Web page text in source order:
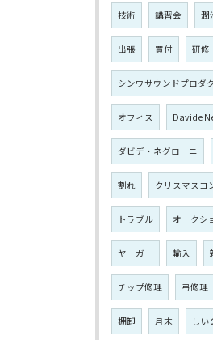
技術 講習会 潤
出張 買付 研修
シンワサウンドプロダ
オフィス Davide
ダビデ・ネグローニ
割れ クリスマスコ
トラブル オークシ
ヤーガー 輸入
チップ修理 弓修理
棚卸 月末 しい